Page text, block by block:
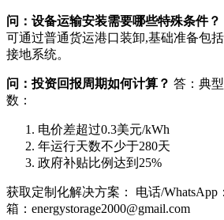
问：设备运输安装需要哪些特殊条件？
可通过普通货运港口装卸,基础准备包
接地系统。
问：投资回报周期如何计算？ 答：典
数：
电价差超过0.3美元/kWh
年运行天数不少于280天
政府补贴比例达到25%
获取定制化解决方案： 电话/WhatsApp
箱： energystorage2000@gmail.com